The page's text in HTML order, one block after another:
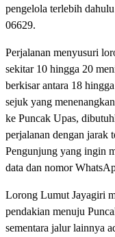
pengelola terlebih
06629.
Perjalanan menyusuri
sekitar 10 hingga 20
berkisar antara 18
sejuk yang
ke Puncak Upas,
perjalanan dengan jarak
Pengunjung yang ingin
data dan nomor
Lorong Lumut Jayagiri
pendakian menuju
sementara jalur lainnya